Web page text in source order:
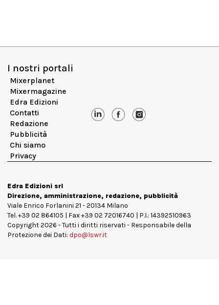
I nostri portali
Mixerplanet
Mixermagazine
Edra Edizioni
Contatti
Redazione
Pubblicità
Chi siamo
Privacy
Edra Edizioni srl
Direzione, amministrazione, redazione, pubblicità
Viale Enrico Forlanini 21 - 20134 Milano
Tel. +39 02 864105 | Fax +39 02 72016740 | P.I.: 14392510963
Copyright 2026 - Tutti i diritti riservati - Responsabile della
Protezione dei Dati: dpo@lswr.it